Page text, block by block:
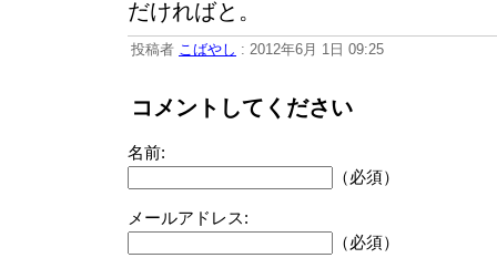
だければと。
投稿者 こばやし : 2012年6月 1日 09:25
コメントしてください
名前:
（必須）
メールアドレス:
（必須）